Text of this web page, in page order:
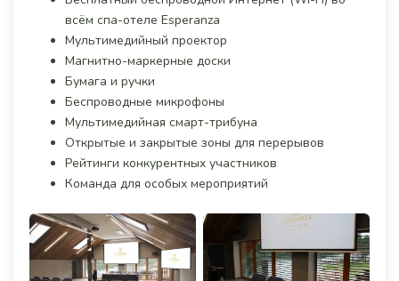
всём спа-отеле Esperanza
Мультимедийный проектор
Магнитно-маркерные доски
Бумага и ручки
Беспроводные микрофоны
Мультимедийная смарт-трибуна
Открытые и закрытые зоны для перерывов
Рейтинги конкурентных участников
Команда для особых мероприятий